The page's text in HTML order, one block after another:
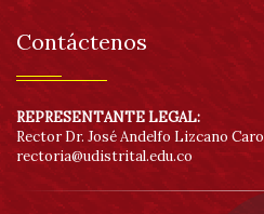
Contáctenos
REPRESENTANTE LEGAL:
Rector Dr. José Andelfo Lizcano Caro
rectoria@udistrital.edu.co